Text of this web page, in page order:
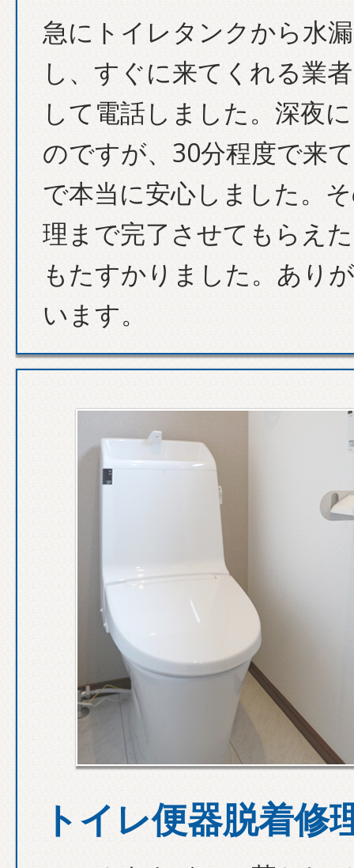
急にトイレタンクから水
し、すぐに来てくれる業
して電話しました。深夜
のですが、30分程度で来
で本当に安心しました。
理まで完了させてもらえ
もたすかりました。あり
います。
トイレ便器脱着修